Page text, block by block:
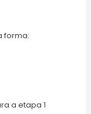
forma:
a etapa 1